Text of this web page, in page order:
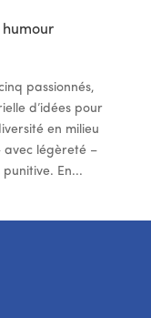
humour
passionnés,
d’idées pour
en milieu
avec légèreté –
En...